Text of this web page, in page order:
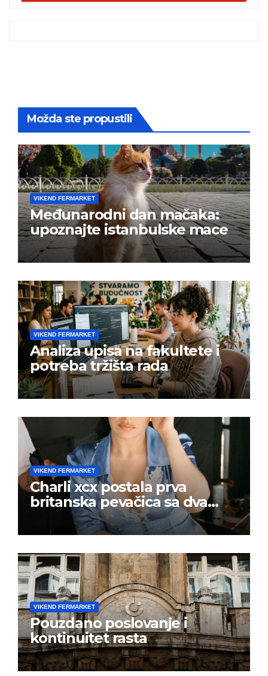
Možda ste propustili
VIKEND FERMARKET
Međunarodni dan mačaka:
upoznajte istanbulske mace
VIKEND FERMARKET
Analiza upisa na fakultete i
potreba tržišta rada
VIKEND FERMARKET
Charli xcx postala prva
britanska pevačica sa dva
albuma na prvom mestu u
istoj kalendarskoj godini
VIKEND FERMARKET
Pouzdano poslovanje i
kontinuitet rasta